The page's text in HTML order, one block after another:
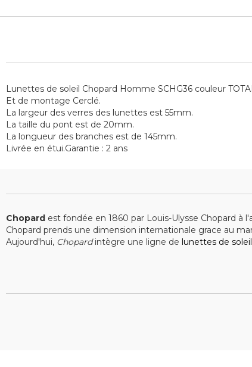
Lunettes de soleil Chopard Homme SCHG36 couleur
Et de montage Cerclé.
La largeur des verres des lunettes est 55mm.
La taille du pont est de 20mm.
La longueur des branches est de 145mm.
Livrée en étui.Garantie : 2 ans
Chopard est fondée en 1860 par Louis-Ulysse Chopard à
Chopard prends une dimension internationale grace au
Aujourd'hui, Chopardintègre une ligne de lunettes de soleil